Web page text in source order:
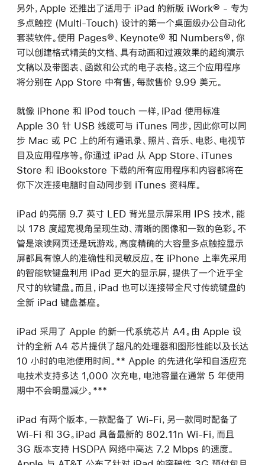
另外，Apple 还推出了适用于 iPad 的新版 iWork® - 专为
多点触控 (Multi-Touch) 设计的第一个桌面级办公自动化
套装软件。使用 Pages®、Keynote® 和 Numbers®，你
可以创建格式精美的文档、具有动画和过渡效果的超绚演示
文稿以及带图表、函数和公式的电子表格。这三个应用程序
将分别在 App Store 中有售，每款售价 9.99 美元。
就像 iPhone 和 iPod touch 一样，iPad 使用标准
Apple 30 针 USB 线缆可与 iTunes 同步，因此你可以同
步 Mac 或 PC 上的所有通讯录、照片、音乐、电影、电视节
目及应用程序等。你通过 iPad 从 App Store、iTunes
Store 和 iBookstore 下载的所有应用程序和内容都将在
你下次连接电脑时自动同步到 iTunes 资料库。
iPad 的亮丽 9.7 英寸 LED 背光显示屏采用 IPS 技术，能
以 178 度超宽视角呈现生动、清晰的图像和一致的色彩。不
管是滚读网页还是玩游戏，高度精确的大容量多点触控显示
屏都具有惊人的准确性和灵敏反应。在 iPhone 上率先采用
的智能软键盘利用 iPad 更大的显示屏，提供了一个近乎全
尺寸的软键盘。而且，iPad 也可以连接带全尺寸传统键盘的
全新 iPad 键盘基座。
iPad 采用了 Apple 的新一代系统芯片 A4。由 Apple 设
计的全新 A4 芯片提供了超凡的处理器和图形性能以及长达
10 小时的电池使用时间。** Apple 的先进化学和自适应充
电技术支持多达 1,000 次充电，电池容量在通常 5 年使用
期中不会明显减少。***
iPad 有两个版本，一款配备了 Wi-Fi，另一款同时配备了
Wi-Fi 和 3G。iPad 具备最新的 802.11n Wi-Fi，而且
3G 版本支持 HSDPA 网络中高达 7.2 Mbps 的速度。